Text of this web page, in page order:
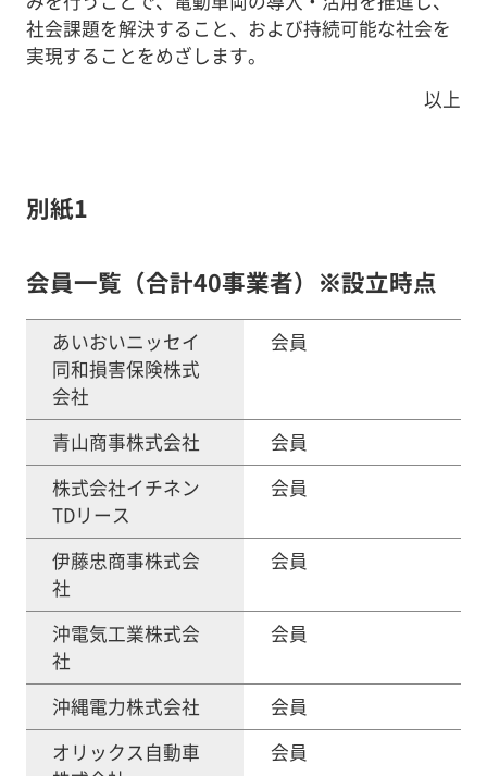
社会課題を解決すること、および持続可能な社会を
実現することをめざします。
以上
別紙1
会員一覧（合計40事業者）※設立時点
あいおいニッセイ
同和損害保険株式
会社
会員
青山商事株式会社
会員
株式会社イチネン
TDリース
会員
伊藤忠商事株式会
社
会員
沖電気工業株式会
社
会員
沖縄電力株式会社
会員
オリックス自動車
会員